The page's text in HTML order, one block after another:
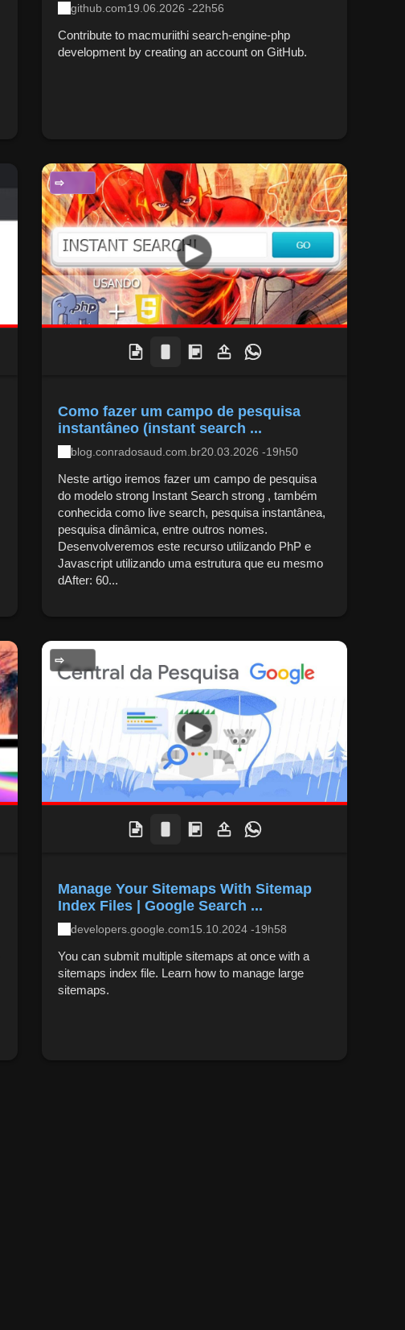
github.com19.06.2026 -22h56
Contribute to macmuriithi search-engine-php
development by creating an account on GitHub.
CIÊNCIA
Como fazer um campo de pesquisa
instantâneo (instant search ...
blog.conradosaud.com.br20.03.2026 -19h50
Neste artigo iremos fazer um campo de pesquisa
do modelo strong Instant Search strong , também
conhecida como live search, pesquisa instantânea,
pesquisa dinâmica, entre outros nomes.
Desenvolveremos este recurso utilizando PhP e
Javascript utilizando uma estrutura que eu mesmo
dAfter: 60...
GERAL
Manage Your Sitemaps With Sitemap
Index Files | Google Search ...
developers.google.com15.10.2024 -19h58
You can submit multiple sitemaps at once with a
sitemaps index file. Learn how to manage large
sitemaps.